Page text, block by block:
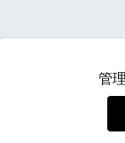
管